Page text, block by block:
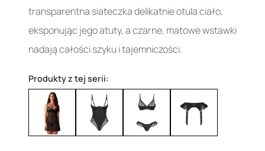
transparentna siateczka delikatnie otula ciało,
eksponując jego atuty, a czarne, matowe wstawki
nadają całości szyku i tajemniczości.
Produkty z tej serii: